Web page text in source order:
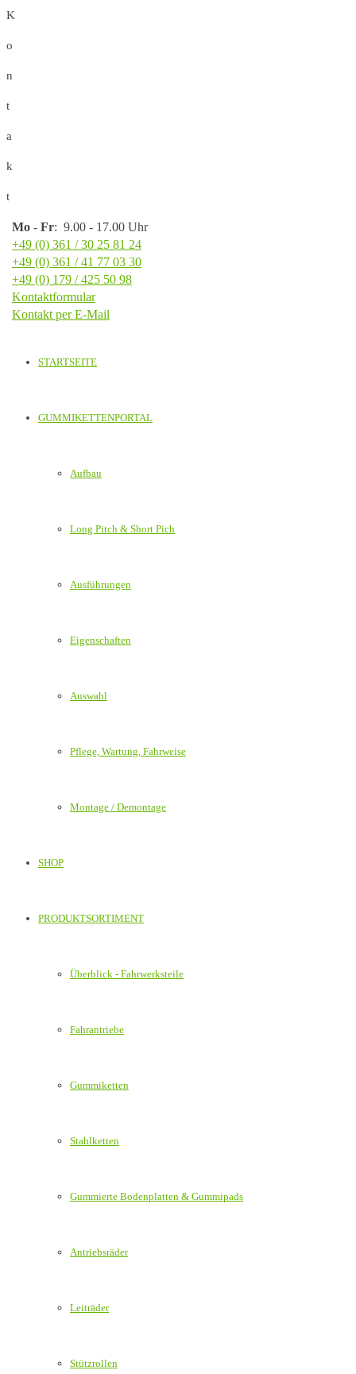
K
o
n
t
a
k
t
Mo - Fr: 9.00 - 17.00 Uhr
+49 (0) 361 / 30 25 81 24
+49 (0) 361 / 41 77 03 30
+49 (0) 179 / 425 50 98
Kontaktformular
Kontakt per E-Mail
STARTSEITE
GUMMIKETTENPORTAL
Aufbau
Long Pitch & Short Pich
Ausführungen
Eigenschaften
Auswahl
Pflege, Wartung, Fahrweise
Montage / Demontage
SHOP
PRODUKTSORTIMENT
Überblick - Fahrwerksteile
Fahrantriebe
Gummiketten
Stahlketten
Gummierte Bodenplatten & Gummipads
Antriebsräder
Leiträder
Stützrollen